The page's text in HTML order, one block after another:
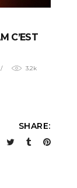
C’EST
3.2k
SHARE: